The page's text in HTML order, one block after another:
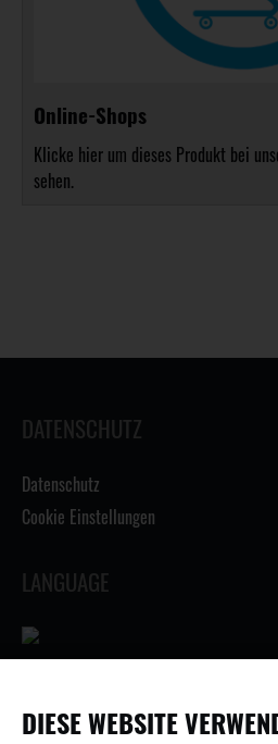
Online-Shops
Klicke hier um dieses Produkt bei
sehen.
DATENSCHUTZ
Datenschutz
Cookie Einstellungen
LANGUAGE
INFORMATIONEN
DIESE WEBSITE